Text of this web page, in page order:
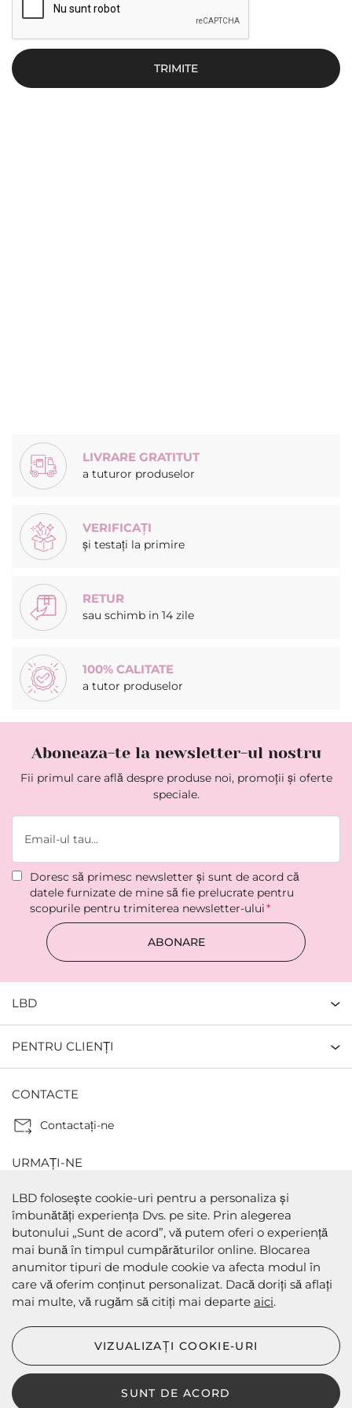
TRIMITE
LIVRARE GRATITUT
a tuturor produselor
VERIFICAȚI
și testați la primire
RETUR
sau schimb in 14 zile
100% CALITATE
a tutor produselor
Aboneaza-te la newsletter-ul nostru
Fii primul care află despre produse noi, promoții și oferte
speciale.
Doresc să primesc newsletter şi sunt de acord că
datele furnizate de mine să fie prelucrate pentru
scopurile pentru trimiterea newsletter-ului
ABONARE
LBD
PENTRU CLIENȚI
CONTACTE
Contactaţi-ne
URMAȚI-NE
METODE DE PLATA
METODE DE EXPEDIERE
LBD folosește cookie-uri pentru a personaliza și
îmbunătăți experiența Dvs. pe site. Prin alegerea
butonului „Sunt de acord”, vă putem oferi o experiență
mai bună în timpul cumpărăturilor online. Blocarea
anumitor tipuri de module cookie va afecta modul în
care vă oferim conținut personalizat. Dacă doriți să aflați
mai multe, vă rugăm să citiți mai departe aici.
SUNT DE ACORD
VIZUALIZAȚI COOKIE-URI